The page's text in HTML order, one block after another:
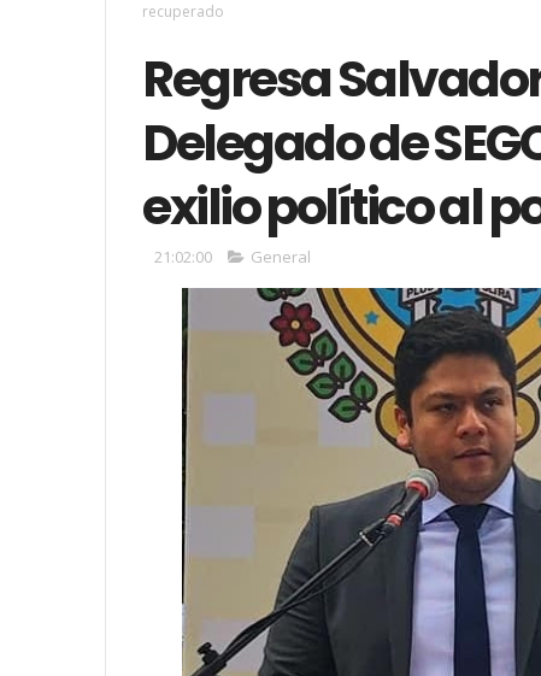
recuperado
Regresa
Delegado de
exilio político al
21:02:00 General